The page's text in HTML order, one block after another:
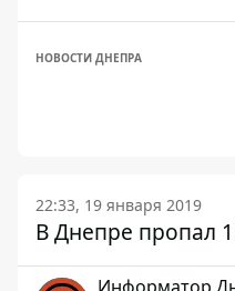
НОВОСТИ ДНЕПРА
22:33, 19 января 2019
В Днепре пропал